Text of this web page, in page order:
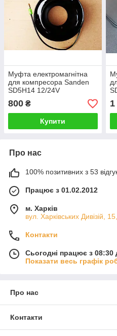
Муфта електромагнітна
для компресора Sanden
SD5H14 12/24V
800 ₴
Купити
1
Про нас
100% позитивних з 53
Працює з 01.02.2012
м. Харків
вул. Харківських Дивізій,
Контакти
Сьогодні працює з 08:30
Показати весь графік
Про нас
Контакти